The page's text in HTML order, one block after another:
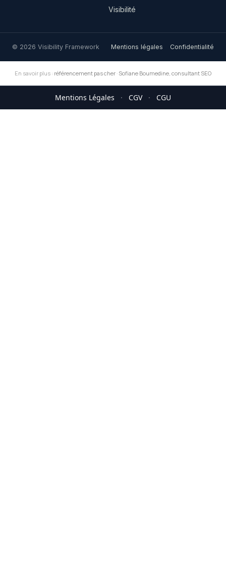
Visibilité
© 2026 Visibility Framework Mentions légales Confidentialité
En savoir plus : référencement pas cher · Sofiane Boumedine, consultant SEO
Mentions Légales · CGV · CGU